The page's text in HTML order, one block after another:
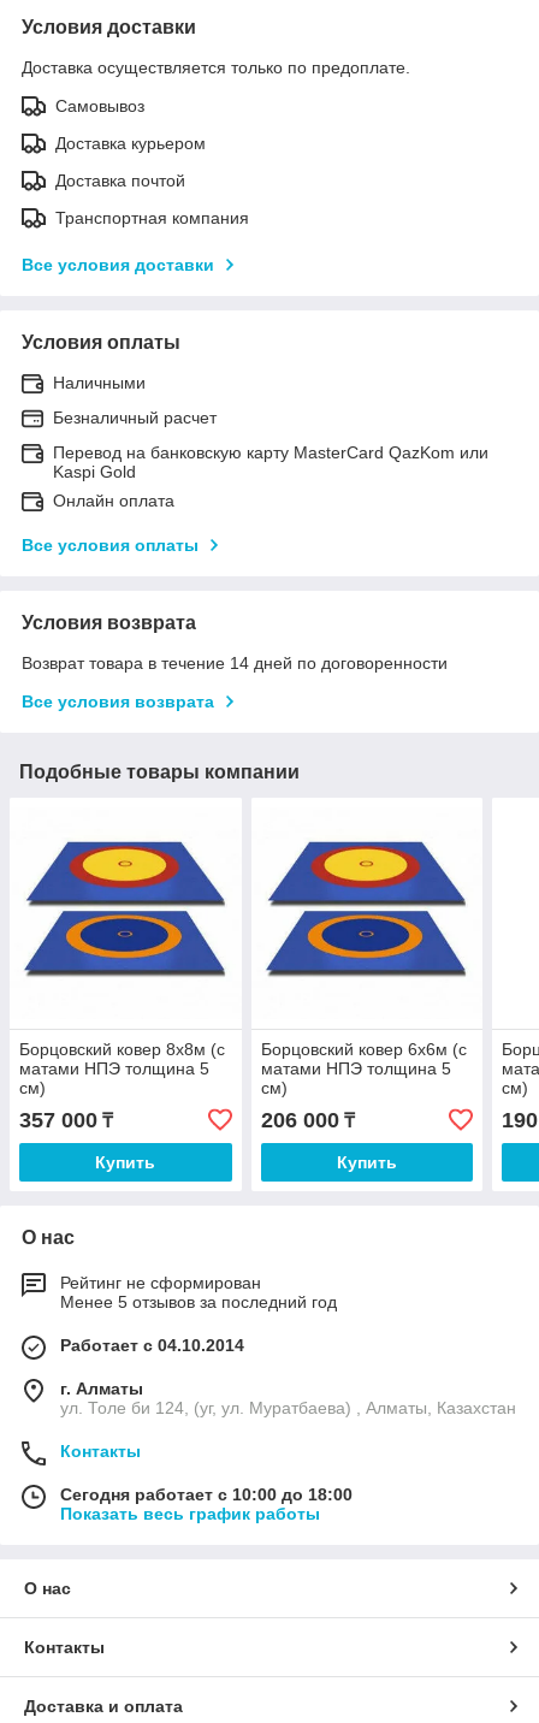
Условия доставки
Доставка осуществляется только по предоплате.
Самовывоз
Доставка курьером
Доставка почтой
Транспортная компания
Все условия доставки
Условия оплаты
Наличными
Безналичный расчет
Перевод на банковскую карту MasterCard QazKom или
Kaspi Gold
Онлайн оплата
Все условия оплаты
Условия возврата
Возврат товара в течение 14 дней по договоренности
Все условия возврата
Подобные товары компании
Борцовский ковер 8х8м (с
матами НПЭ толщина 5
см)
357 000 ₸
Купить
Борцовский ковер 6х6м (с
матами НПЭ толщина 5
см)
206 000₸
Купить
см)
О нас
Рейтинг не сформирован
Менее 5 отзывов за последний год
Работает с 04.10.2014
г. Алматы
ул. Толе би 124, (уг, ул. Муратбаева) , Алматы, Казахстан
Контакты
Сегодня работает с 10:00 до 18:00
Показать весь график работы
О нас
Контакты
Доставка и оплата